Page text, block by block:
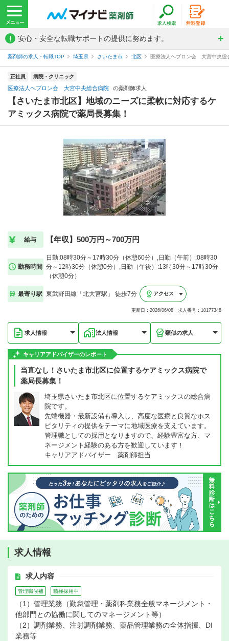
! 安心・安全な転職サポートの提供に努めます。
薬剤師の求人・転職TOP 埼玉県 さいたま市 北区 医療法人ヘブロン会 大宮中央総
正社員 病院・クリニック
医療法人ヘブロン会 大宮中央総合病院 の薬剤師求人
【さいたま市北区】地域のニーズに柔軟に対応するケ
アミックス病院で薬局長募集！
給与 【年収】500万円～700万円
勤務時間
日勤:08時30分～17時30分（休憩60分）,日勤（午前）:08時30
分～12時30分（休憩0分）,日勤（午後）:13時30分～17時30分
（休憩0分）
最寄り駅 東武野田線「北大宮駅」 徒歩7分 アクセス
更新日：2026/06/08 求人番号：10177348
求人情報 法人情報 類似の求人
キャリアアドバイザーのレポート
当直なし！さいたま市北区に位置するケアミックス病院で
薬局長募集！
埼玉県さいたま市北区に位置するケアミックスの総合病
院です。
先端機器・最新設備も導入し、高度な医療と良質なホス
ピタリティの提供をテーマに地域医療を支えています。
管理職としての採用となりますので、経験豊富な方、マ
ネージメント経験のある方を歓迎しています！
キャリアアドバイザー 薬剤師担当
求人情報
求人内容
管理職候補 積極採用中
（1）管理業務（勤怠管理・薬剤科業務全般マネージメント・
他部門との協働に関してのマネージメント等）
（2）調剤業務、注射調剤業務、薬品管理業務の全体指揮、DI
業務等